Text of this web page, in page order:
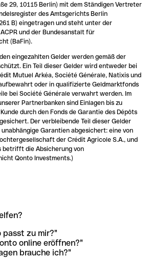
29, 10115 Berlin) mit dem Ständigen Vertreter
des Amtsgerichts Berlin
B) eingetragen und steht unter der
und der Bundesanstalt für
(BaFin).
eingezahlten Gelder werden gemäß der
Ein Teil dieser Gelder wird entweder bei
Mutuel Arkéa, Société Générale, Natixis und
oder in qualifizierte Geldmarktfonds
bei Société Générale verwahrt werden. Im
Partnerbanken sind Einlagen bis zu
durch den Fonds de Garantie des Dépôts
Der verbleibende Teil dieser Gelder
Garantien abgesichert: eine von
der Crédit Agricole S.A., und
betrifft die Absicherung von
Qonto Investments.)
passt zu mir?"
online eröffnen?"
brauche ich?"